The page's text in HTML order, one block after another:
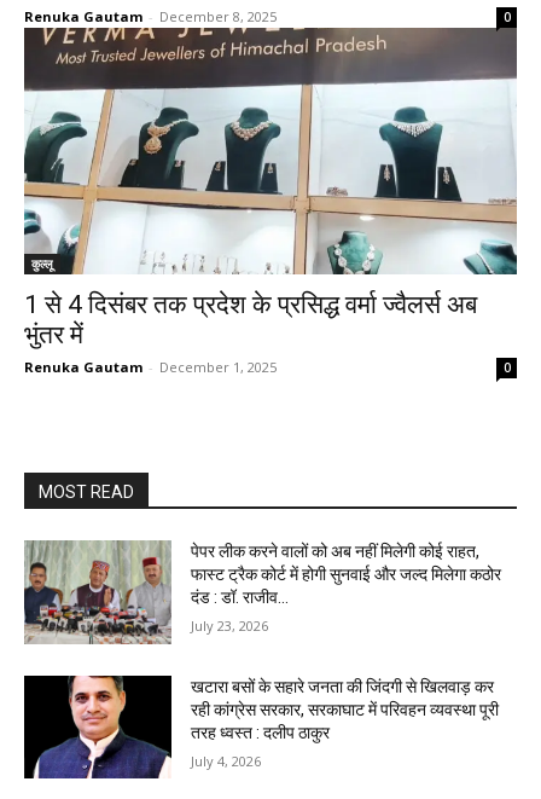
Renuka Gautam - December 8, 2025 0
कुल्लू
1 से 4 दिसंबर तक प्रदेश के प्रसिद्ध वर्मा ज्वैलर्स अब
भुंतर में
Renuka Gautam - December 1, 2025 0
MOST READ
पेपर लीक करने वालों को अब नहीं मिलेगी कोई राहत,
फास्ट ट्रैक कोर्ट में होगी सुनवाई और जल्द मिलेगा कठोर
दंड : डॉ. राजीव...
July 23, 2026
खटारा बसों के सहारे जनता की जिंदगी से खिलवाड़ कर
रही कांग्रेस सरकार, सरकाघाट में परिवहन व्यवस्था पूरी
तरह ध्वस्त : दलीप ठाकुर
July 4, 2026